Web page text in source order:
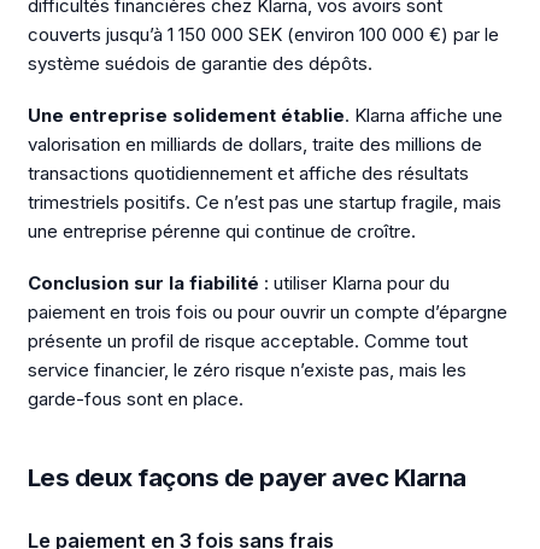
difficultés financières chez Klarna, vos avoirs sont
couverts jusqu’à 1 150 000 SEK (environ 100 000 €) par le
système suédois de garantie des dépôts.
Une entreprise solidement établie. Klarna affiche une
valorisation en milliards de dollars, traite des millions de
transactions quotidiennement et affiche des résultats
trimestriels positifs. Ce n’est pas une startup fragile, mais
une entreprise pérenne qui continue de croître.
Conclusion sur la fiabilité : utiliser Klarna pour du
paiement en trois fois ou pour ouvrir un compte d’épargne
présente un profil de risque acceptable. Comme tout
service financier, le zéro risque n’existe pas, mais les
garde-fous sont en place.
Les deux façons de payer avec Klarna
Le paiement en 3 fois sans frais